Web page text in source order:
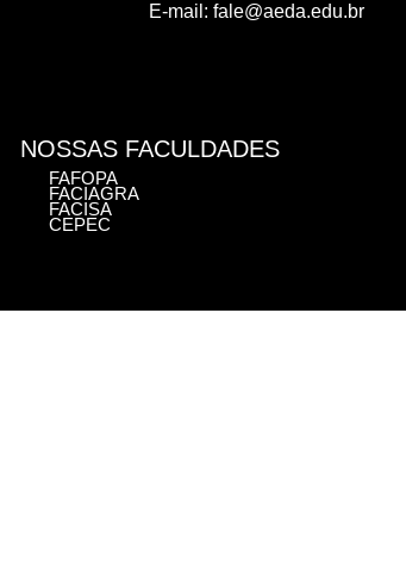
E-mail: fale@aeda.edu.br
NOSSAS FACULDADES
FAFOPA
FACIAGRA
FACISA
CEPEC